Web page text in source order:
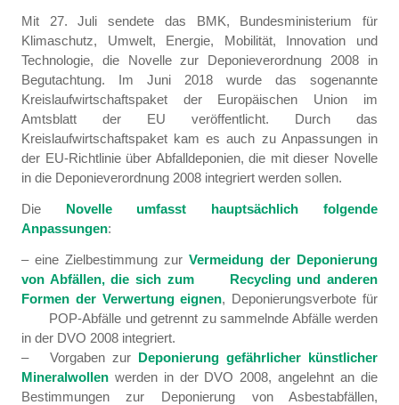
Mit 27. Juli sendete das BMK, Bundesministerium für
Klimaschutz, Umwelt, Energie, Mobilität, Innovation und
Technologie, die Novelle zur Deponieverordnung 2008 in
Begutachtung. Im Juni 2018 wurde das sogenannte
Kreislaufwirtschaftspaket der Europäischen Union im
Amtsblatt der EU veröffentlicht. Durch das
Kreislaufwirtschaftspaket kam es auch zu Anpassungen in
der EU-Richtlinie über Abfalldeponien, die mit dieser Novelle
in die Deponieverordnung 2008 integriert werden sollen.
Die Novelle umfasst hauptsächlich folgende
Anpassungen:
– eine Zielbestimmung zur Vermeidung der Deponierung
von Abfällen, die sich zum Recycling und anderen
Formen der Verwertung eignen, Deponierungsverbote für
POP-Abfälle und getrennt zu sammelnde Abfälle werden
in der DVO 2008 integriert.
– Vorgaben zur Deponierung gefährlicher künstlicher
Mineralwollenwerden in der DVO 2008, angelehnt an die
Bestimmungen zur Deponierung von Asbestabfällen,